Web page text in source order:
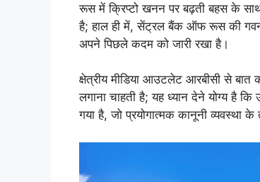
रूस में क्रिप्टो खनन पर बढ़ती बहस के
है; हाल ही में, सेंट्रल बैंक ऑफ रूस की गवर्नर
अपने पिछले कदम को जारी रखा है।
क्षेत्रीय मीडिया आउटलेट आरबीसी से बात
लगाना चाहती है; यह ध्यान देने योग्य है कि
गया है, जो प्रयोगात्मक कानूनी व्यवस्था